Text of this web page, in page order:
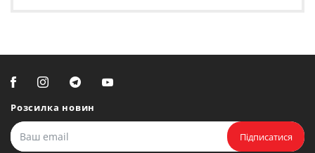
Розсилка новин
Підписатися